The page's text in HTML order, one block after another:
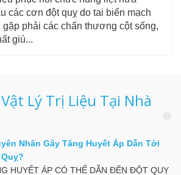
các cơn đột quỵ do tai biến mạch
gặp phải các chấn thương cột sống,
giú...
Lý Trị Liệu Tại Nhà
Nhân Gây Tăng Huyết Áp Dẫn Tới
HUYẾT ÁP CÓ THỂ DẪN ĐẾN ĐỘT QUỴ